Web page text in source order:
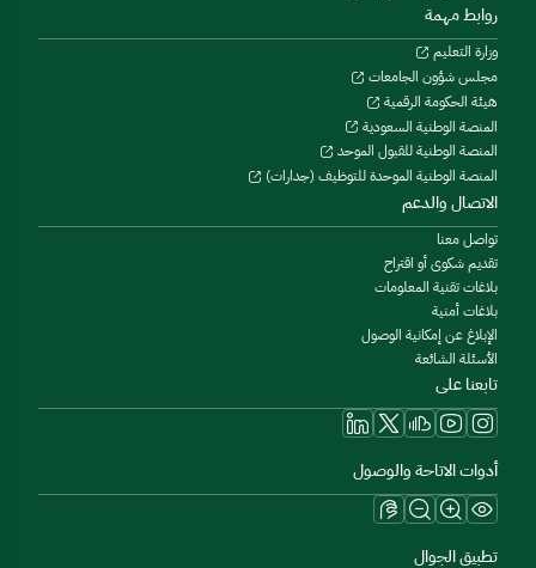
روابط مهمة
وزارة التعليم
مجلس شؤون الجامعات
هيئة الحكومة الرقمية
المنصة الوطنية السعودية
المنصة الوطنية للقبول الموحد
المنصة الوطنية الموحدة للتوظيف (جدارات)
الاتصال والدعم
تواصل معنا
تقديم شكوى أو اقتراح
بلاغات تقنية المعلومات
بلاغات أمنية
الإبلاغ عن إمكانية الوصول
الأسئلة الشائعة
تابعنا على
أدوات الاتاحة والوصول
تطبيق الجوال